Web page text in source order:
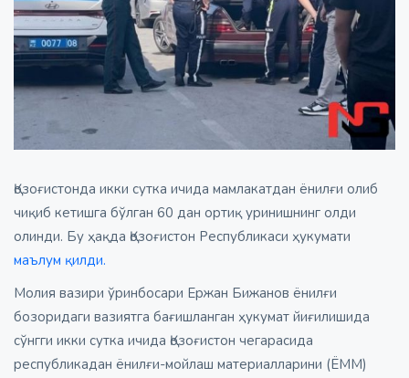
Қозоғистонда икки сутка ичида мамлакатдан ёнилғи олиб
чиқиб кетишга бўлган 60 дан ортиқ уринишнинг олди
олинди. Бу ҳақда Қозоғистон Республикаси ҳукумати
маълум қилди.
Молия вазири ўринбосари Ержан Бижанов ёнилғи
бозоридаги вазиятга бағишланган ҳукумат йиғилишида
сўнгги икки сутка ичида Қозоғистон чегарасида
республикадан ёнилғи-мойлаш материалларини (ЁММ)